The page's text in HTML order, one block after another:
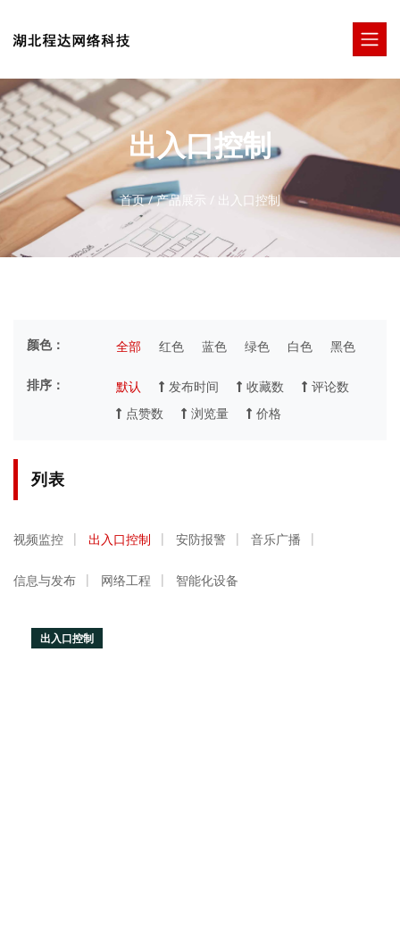
出入口控制
首页/产品展示 / 出入口控制
颜色： 全部 红色 蓝色 绿色 白色 黑色
排序： 默认 发布时间 收藏数
评论数
点赞数
浏览量 价格
列表
视频监控 出入口控制 安防报警 音乐广播
信息与发布 网络工程 智能化设备
出入口控制